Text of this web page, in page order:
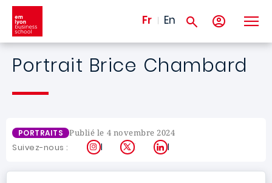
Aller au contenu principal
Fr En
Portrait Brice Chambard
PORTRAITS Publié le 4 novembre 2024
Suivez-nous : Instagram
X LinkedIn